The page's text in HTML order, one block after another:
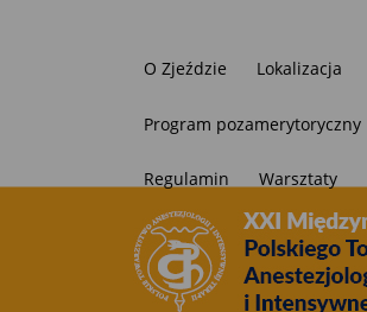
O Zjeździe Lokalizacja
Program pozamerytoryczny
Regulamin Warsztaty